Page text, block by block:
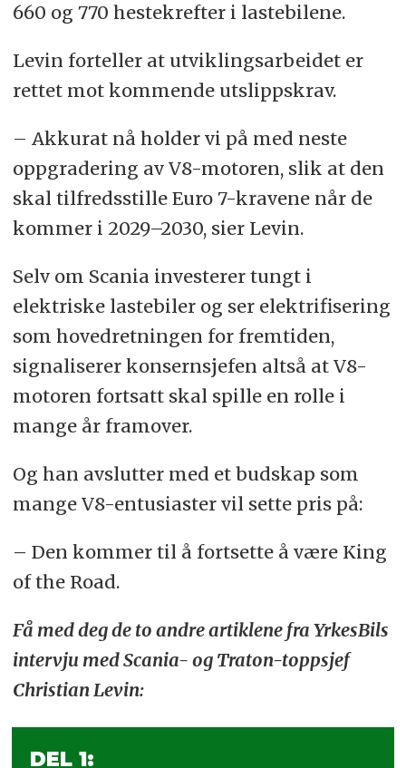
660 og 770 hestekrefter i lastebilene.
Levin forteller at utviklingsarbeidet er
rettet mot kommende utslippskrav.
– Akkurat nå holder vi på med neste
oppgradering av V8-motoren, slik at den
skal tilfredsstille Euro 7-kravene når de
kommer i 2029–2030, sier Levin.
Selv om Scania investerer tungt i
elektriske lastebiler og ser elektrifisering
som hovedretningen for fremtiden,
signaliserer konsernsjefen altså at V8-
motoren fortsatt skal spille en rolle i
mange år framover.
Og han avslutter med et budskap som
mange V8-entusiaster vil sette pris på:
– Den kommer til å fortsette å være King
of the Road.
Få med deg de to andre artiklene fra YrkesBils
intervju med Scania- og Traton-toppsjef
Christian Levin:
DEL 1: